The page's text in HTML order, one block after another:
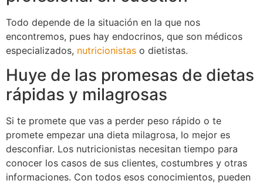
Todo depende de la situación en la que nos
encontremos, pues hay endocrinos, que son médicos
especializados, nutricionistas o dietistas.
Huye de las promesas de dietas
rápidas y milagrosas
Si te promete que vas a perder peso rápido o te
promete empezar una dieta milagrosa, lo mejor es
desconfiar. Los nutricionistas necesitan tiempo para
conocer los casos de sus clientes, costumbres y otras
informaciones. Con todos esos conocimientos, pueden